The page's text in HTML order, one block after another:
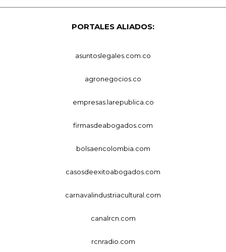
PORTALES ALIADOS:
asuntoslegales.com.co
agronegocios.co
empresas.larepublica.co
firmasdeabogados.com
bolsaencolombia.com
casosdeexitoabogados.com
carnavalindustriacultural.com
canalrcn.com
rcnradio.com